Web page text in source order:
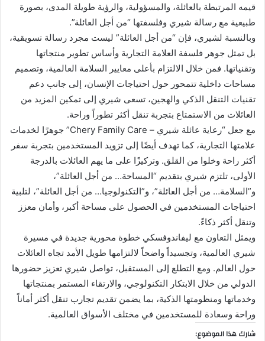
قيمه المرتبطة بالعائلة، والمسؤولية، والرؤية طويلة المدى، بصورة
طبيعية مع رسالة شيري وفلسفتها “من أجل العائلة”.
وبالنسبة لشيري، فإن “من أجل العائلة” ليست مجرد رسالة تسويقية،
بل تمثل جوهر فلسفة العلامة التجارية وأساس تطوير منتجاتها
وتقنياتها. فمن خلال الالتزام بأعلى معايير السلامة العالمية، وتصميم
مساحات داخلية تتمحور حول احتياجات الإنسان، إلى جانب دعم
تقنيات التنقل الذكي والهجين، تسعى شيري إلى تمكين المزيد من
العائلات من الاستمتاع بتجربة تنقل أكثر تطوراً وراحة.
مع جعل “رعاية عائلة شيري – Chery Family Care” جوهرًا لخدمات
علامتها التجارية، كما تهدف أيضًا إلى تزويد المستخدمين بتجربة سفر
أكثر راحة وخلوا من القلق. وتركيزًا على ما يهم العائلات بالدرجة
الأولى، تلتزم شيري بتقديم “المساحة… من أجل العائلة”،
و”السلامة… من أجل العائلة”، و”التكنولوجيا… من أجل العائلة”، لتلبية
احتياجات المستخدمين في الحصول على مساحة أكبر، وأمان معزز
وتنقل أكثر ذكاءً.
ويمثل التعاون مع ليفاندوفسكي خطوة محورية جديدة في مسيرة
شيري العالمية، وتجسيداً واضحاً لالتزامها طويل الأمد تجاه العائلات
حول العالم. ومع التطلع إلى المستقبل، تواصل شيري تعزيز حضورها
الدولي من خلال الابتكار التكنولوجي، والارتقاء المستمر بمنتجاتها
وخدماتها ومنظومتها الذكية، بما يضمن تقديم تجارب تنقل أكثر أماناً
وراحة وسعادة للمستخدمين في مختلف الأسواق العالمية.
شارك هذا الموضوع: